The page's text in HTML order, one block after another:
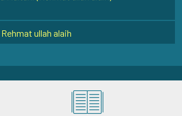
ullah alaih
Dehlwi Rehmat Ullah Alaih